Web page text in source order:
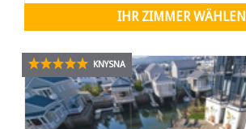
IHR ZIMMER WÄHLEN
KNYSNA